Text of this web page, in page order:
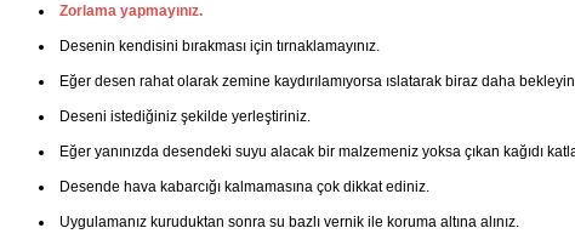
Zorlama yapmayınız.
Desenin kendisini bırakması için tırnaklamayınız.
Eğer desen rahat olarak zemine kaydırılamıyorsa ıslatarak biraz daha
Deseni istediğiniz şekilde yerleştiriniz.
Eğer yanınızda desendeki suyu alacak bir malzemeniz yoksa çıkan kağıdı
Desende hava kabarcığı kalmamasına çok dikkat ediniz.
Uygulamanız kuruduktan sonra su bazlı vernik ile koruma altına alınız.